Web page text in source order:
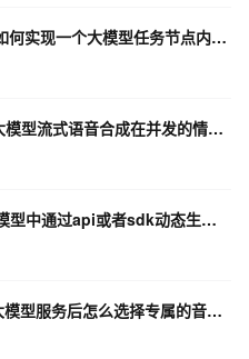
百炼平台2.0的智能体应用开发，如何实现一个大模型任务节点内，通过多轮对话收集完信息后再到下一步
阿里云语音AI TTS中cosyvoice大模型流式语音合成在并发的情况下，可共用一个token吗？
阿里云语音AI TTS cosyvoice大模型中通过api或者sdk动态生成和刷新token收费？
阿里云语音AI开通了CosyVoice大模型服务后怎么选择专属的音色呢，还是默认音色都可以？